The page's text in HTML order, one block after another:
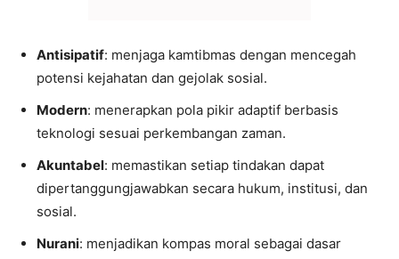
Antisipatif: menjaga kamtibmas dengan mencegah
potensi kejahatan dan gejolak sosial.
Modern: menerapkan pola pikir adaptif berbasis
teknologi sesuai perkembangan zaman.
Akuntabel: memastikan setiap tindakan dapat
dipertanggungjawabkan secara hukum, institusi, dan
sosial.
Nurani: menjadikan kompas moral sebagai dasar